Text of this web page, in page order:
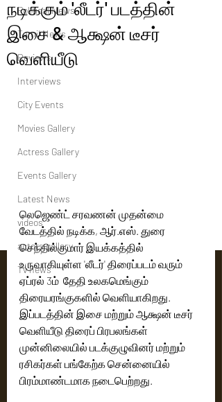
Political News
Tamil News
Reviews
Interviews
City Events
Movies Gallery
Actress Gallery
Events Gallery
Latest News
videos
actors gallery
Tv news
நடிக்கும் 'லீடர்' படத்தின்
இசை & ஆக்ஷ‌ன் டீசர்
வெளியீடு
லெஜெண்ட் சரவணன் முதன்மை
வேடத்தில் நடிக்க, ஆர்.எஸ். துரை
செந்தில்குமார் இயக்கத்தில்
உருவாகியுள்ள 'லீடர்' திரைப்படம் வரும்
ஏப்ரல் 3ம்  தேதி உலகமெங்கும்
திரையரங்குகளில் வெளியாகிறது.
இப்படத்தின் இசை மற்றும் ஆக்ஷ‌ன் டீசர்
வெளியீடு திரைப் பிரபலங்கள்
முன்னிலையில் படக்குழுவினர் மற்றும்
ரசிகர்கள் பங்கேற்க சென்னையில்
பிரம்மாண்டமாக‌ நடைபெற்றது.